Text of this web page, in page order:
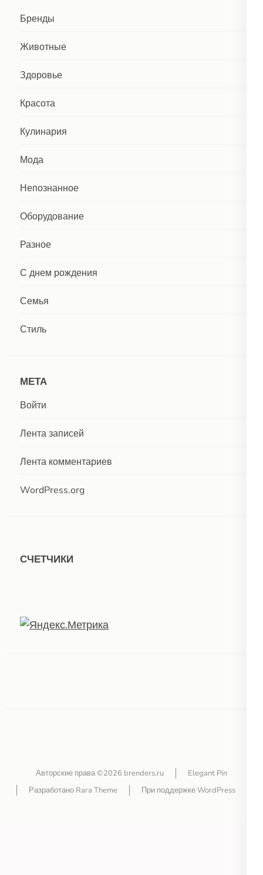
Бренды
Животные
Здоровье
Красота
Кулинария
Мода
Непознанное
Оборудование
Разное
С днем рождения
Семья
Стиль
МЕТА
Войти
Лента записей
Лента комментариев
WordPress.org
СЧЕТЧИКИ
Авторские права ©2026 brenders.ru
Elegant Pin
Разработано Rara Theme При поддержкеWordPress